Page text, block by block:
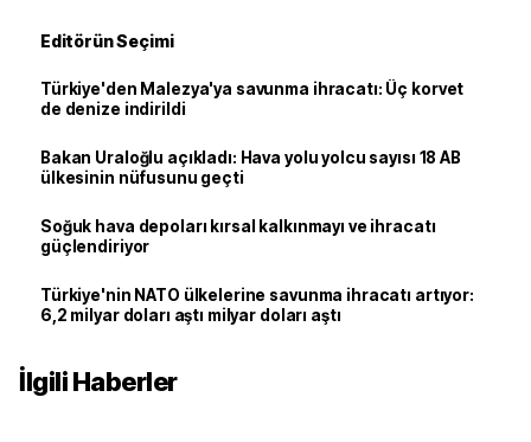
Editörün Seçimi
Türkiye'den Malezya'ya savunma ihracatı: Üç korvet
de denize indirildi
Bakan Uraloğlu açıkladı: Hava yolu yolcu sayısı 18 AB
ülkesinin nüfusunu geçti
Soğuk hava depoları kırsal kalkınmayı ve ihracatı
güçlendiriyor
Türkiye'nin NATO ülkelerine savunma ihracatı artıyor:
6,2 milyar doları aştı milyar doları aştı
İlgili Haberler